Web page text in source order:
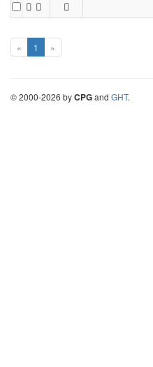
« 1 »
©2000-2026 byCPGand GHT.